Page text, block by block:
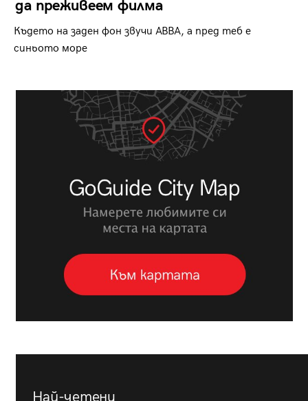
да преживеем филма
Където на заден фон звучи ABBA, а пред теб е
синьото море
Най-четени